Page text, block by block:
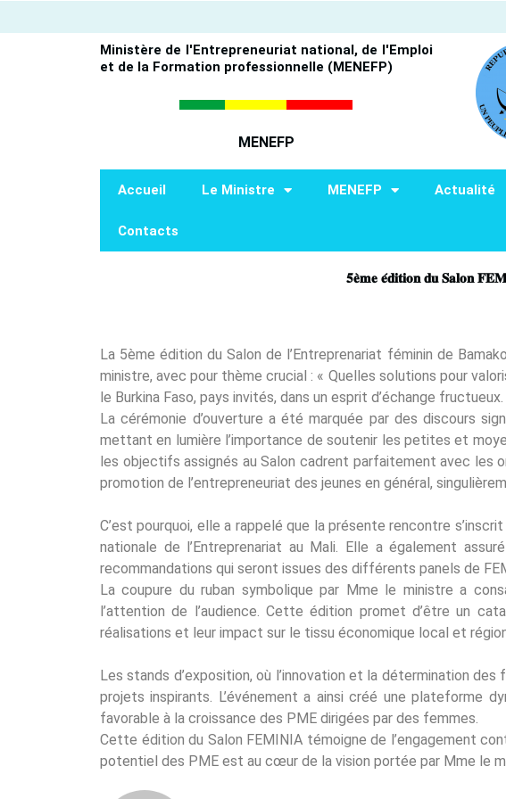
au
Ministère de l'Entrepreneuriat national, de l'Emploi
et de la Formation professionnelle (MENEFP)
MENEFP
Accueil Le Ministre MENEFP Actualité
Contacts
𝟓𝐞̀𝐦𝐞 𝐞́𝐝𝐢𝐭𝐢𝐨𝐧 𝐝𝐮 𝐒𝐚𝐥𝐨𝐧
La 5ème édition du Salon de l’Entreprenariat féminin de
ministre, avec pour thème crucial : « Quelles solutions pour
le Burkina Faso, pays invités, dans un esprit d’échange fructueux.
La cérémonie d’ouverture a été marquée par des discours
mettant en lumière l’importance de soutenir les petites et
les objectifs assignés au Salon cadrent parfaitement avec les
promotion de l’entrepreneuriat des jeunes en général,
C’est pourquoi, elle a rappelé que la présente rencontre
nationale de l’Entreprenariat au Mali. Elle a également
recommandations qui seront issues des différents panels de
La coupure du ruban symbolique par Mme le ministre a
l’attention de l’audience. Cette édition promet d’être un
réalisations et leur impact sur le tissu économique local et
Les stands d’exposition, où l’innovation et la détermination
projets inspirants. L’événement a ainsi créé une plateforme
favorable à la croissance des PME dirigées par des femmes.
Cette édition du Salon FEMINIA témoigne de l’engagement
potentiel des PME est au cœur de la vision portée par Mme le